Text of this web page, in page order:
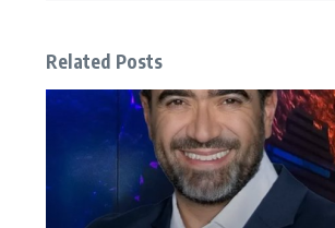
Related Posts